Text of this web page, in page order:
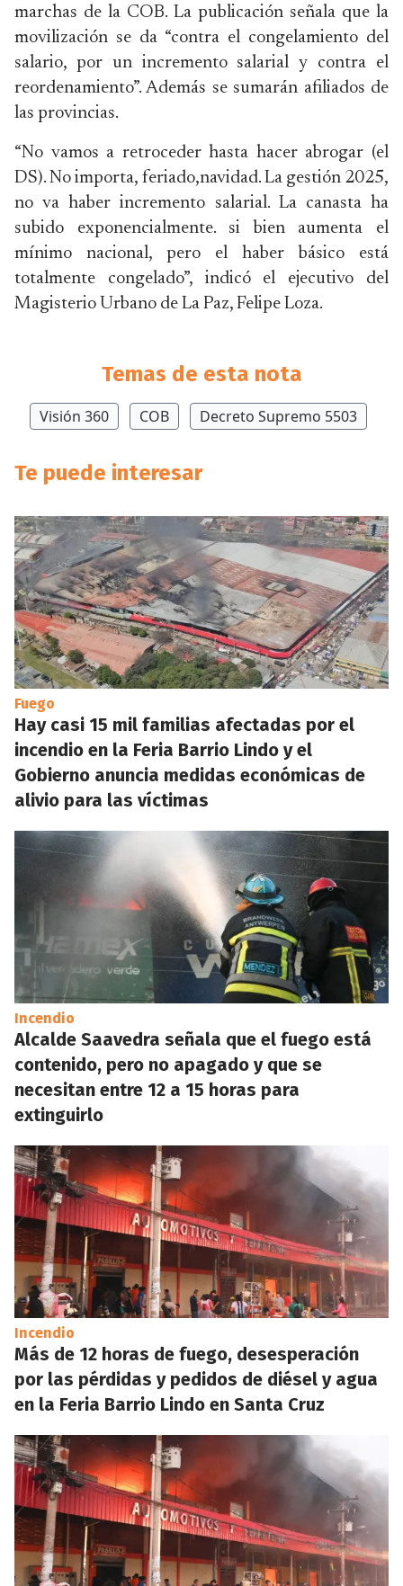
marchas de la COB. La publicación señala que la
movilización se da “contra el congelamiento del
salario, por un incremento salarial y contra el
reordenamiento”. Además se sumarán afiliados de
las provincias.
“No vamos a retroceder hasta hacer abrogar (el
DS). No importa, feriado,navidad. La gestión 2025,
no va haber incremento salarial. La canasta ha
subido exponencialmente. si bien aumenta el
mínimo nacional, pero el haber básico está
totalmente congelado”, indicó el ejecutivo del
Magisterio Urbano de La Paz, Felipe Loza.
Temas de esta nota
Visión 360 COB Decreto Supremo 5503
Te puede interesar
Fuego
Hay casi 15 mil familias afectadas por el
incendio en la Feria Barrio Lindo y el
Gobierno anuncia medidas económicas de
alivio para las víctimas
Incendio
Alcalde Saavedra señala que el fuego está
contenido, pero no apagado y que se
necesitan entre 12 a 15 horas para
extinguirlo
Incendio
Más de 12 horas de fuego, desesperación
por las pérdidas y pedidos de diésel y agua
en la Feria Barrio Lindo en Santa Cruz